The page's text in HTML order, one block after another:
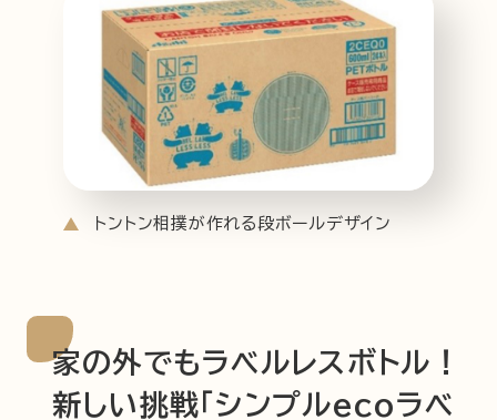
トントン相撲が作れる段ボールデザイン
家の外でもラベルレスボトル！
新しい挑戦「シンプルecoラベ